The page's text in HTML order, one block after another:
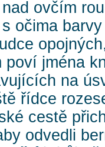
ovčím
očima
poví jména
na
řídce
cestě
odvedli